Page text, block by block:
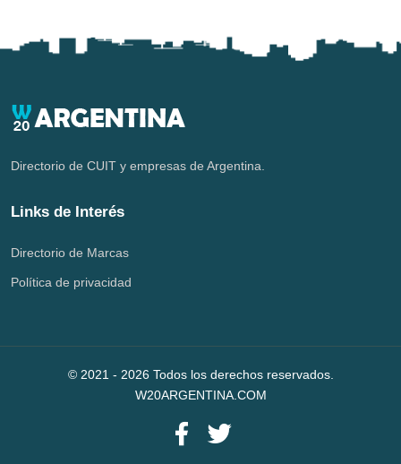
Directorio de CUIT y empresas de Argentina.
Links de Interés
Directorio de Marcas
Política de privacidad
© 2021 - 2026 Todos los derechos reservados.
W20ARGENTINA.COM